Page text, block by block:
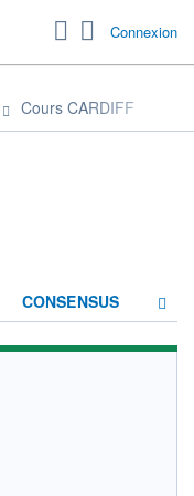
Connexion
Cours CARDIFF
CONSENSUS